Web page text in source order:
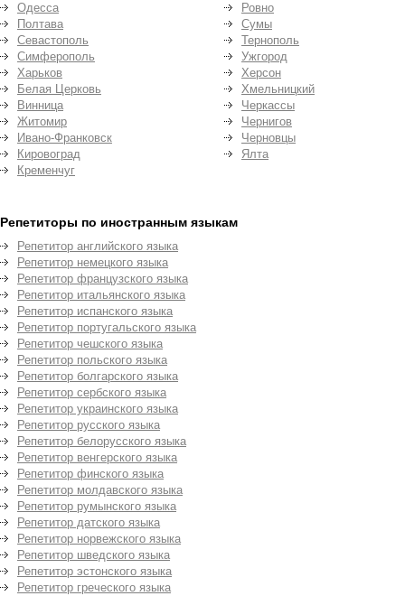
Одесса
Полтава
Севастополь
Симферополь
Харьков
Белая Церковь
Винница
Житомир
Ивано-Франковск
Кировоград
Кременчуг
Ровно
Сумы
Тернополь
Ужгород
Херсон
Хмельницкий
Черкассы
Чернигов
Черновцы
Ялта
Репетиторы по иностранным языкам
Репетитор английского языка
Репетитор немецкого языка
Репетитор французского языка
Репетитор итальянского языка
Репетитор испанского языка
Репетитор португальского языка
Репетитор чешского языка
Репетитор польского языка
Репетитор болгарского языка
Репетитор сербского языка
Репетитор украинского языка
Репетитор русского языка
Репетитор белорусского языка
Репетитор венгерского языка
Репетитор финского языка
Репетитор молдавского языка
Репетитор румынского языка
Репетитор датского языка
Репетитор норвежского языка
Репетитор шведского языка
Репетитор эстонского языка
Репетитор греческого языка